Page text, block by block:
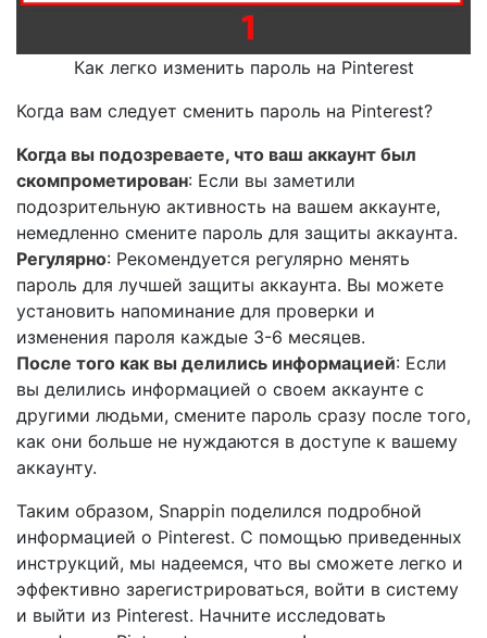
Как легко изменить пароль на Pinterest
Когда вам следует сменить пароль на Pinterest?
Когда вы подозреваете, что ваш аккаунт был
скомпрометирован: Если вы заметили
подозрительную активность на вашем аккаунте,
немедленно смените пароль для защиты аккаунта.
Регулярно: Рекомендуется регулярно менять
пароль для лучшей защиты аккаунта. Вы можете
установить напоминание для проверки и
изменения пароля каждые 3-6 месяцев.
После того как вы делились информацией: Если
вы делились информацией о своем аккаунте с
другими людьми, смените пароль сразу после того,
как они больше не нуждаются в доступе к вашему
аккаунту.
Таким образом, Snappin поделился подробной
информацией о Pinterest. С помощью приведенных
инструкций, мы надеемся, что вы сможете легко и
эффективно зарегистрироваться, войти в систему
и выйти из Pinterest. Начните исследовать